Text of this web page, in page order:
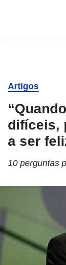
Artigos
difíceis,
a ser
10 perguntas